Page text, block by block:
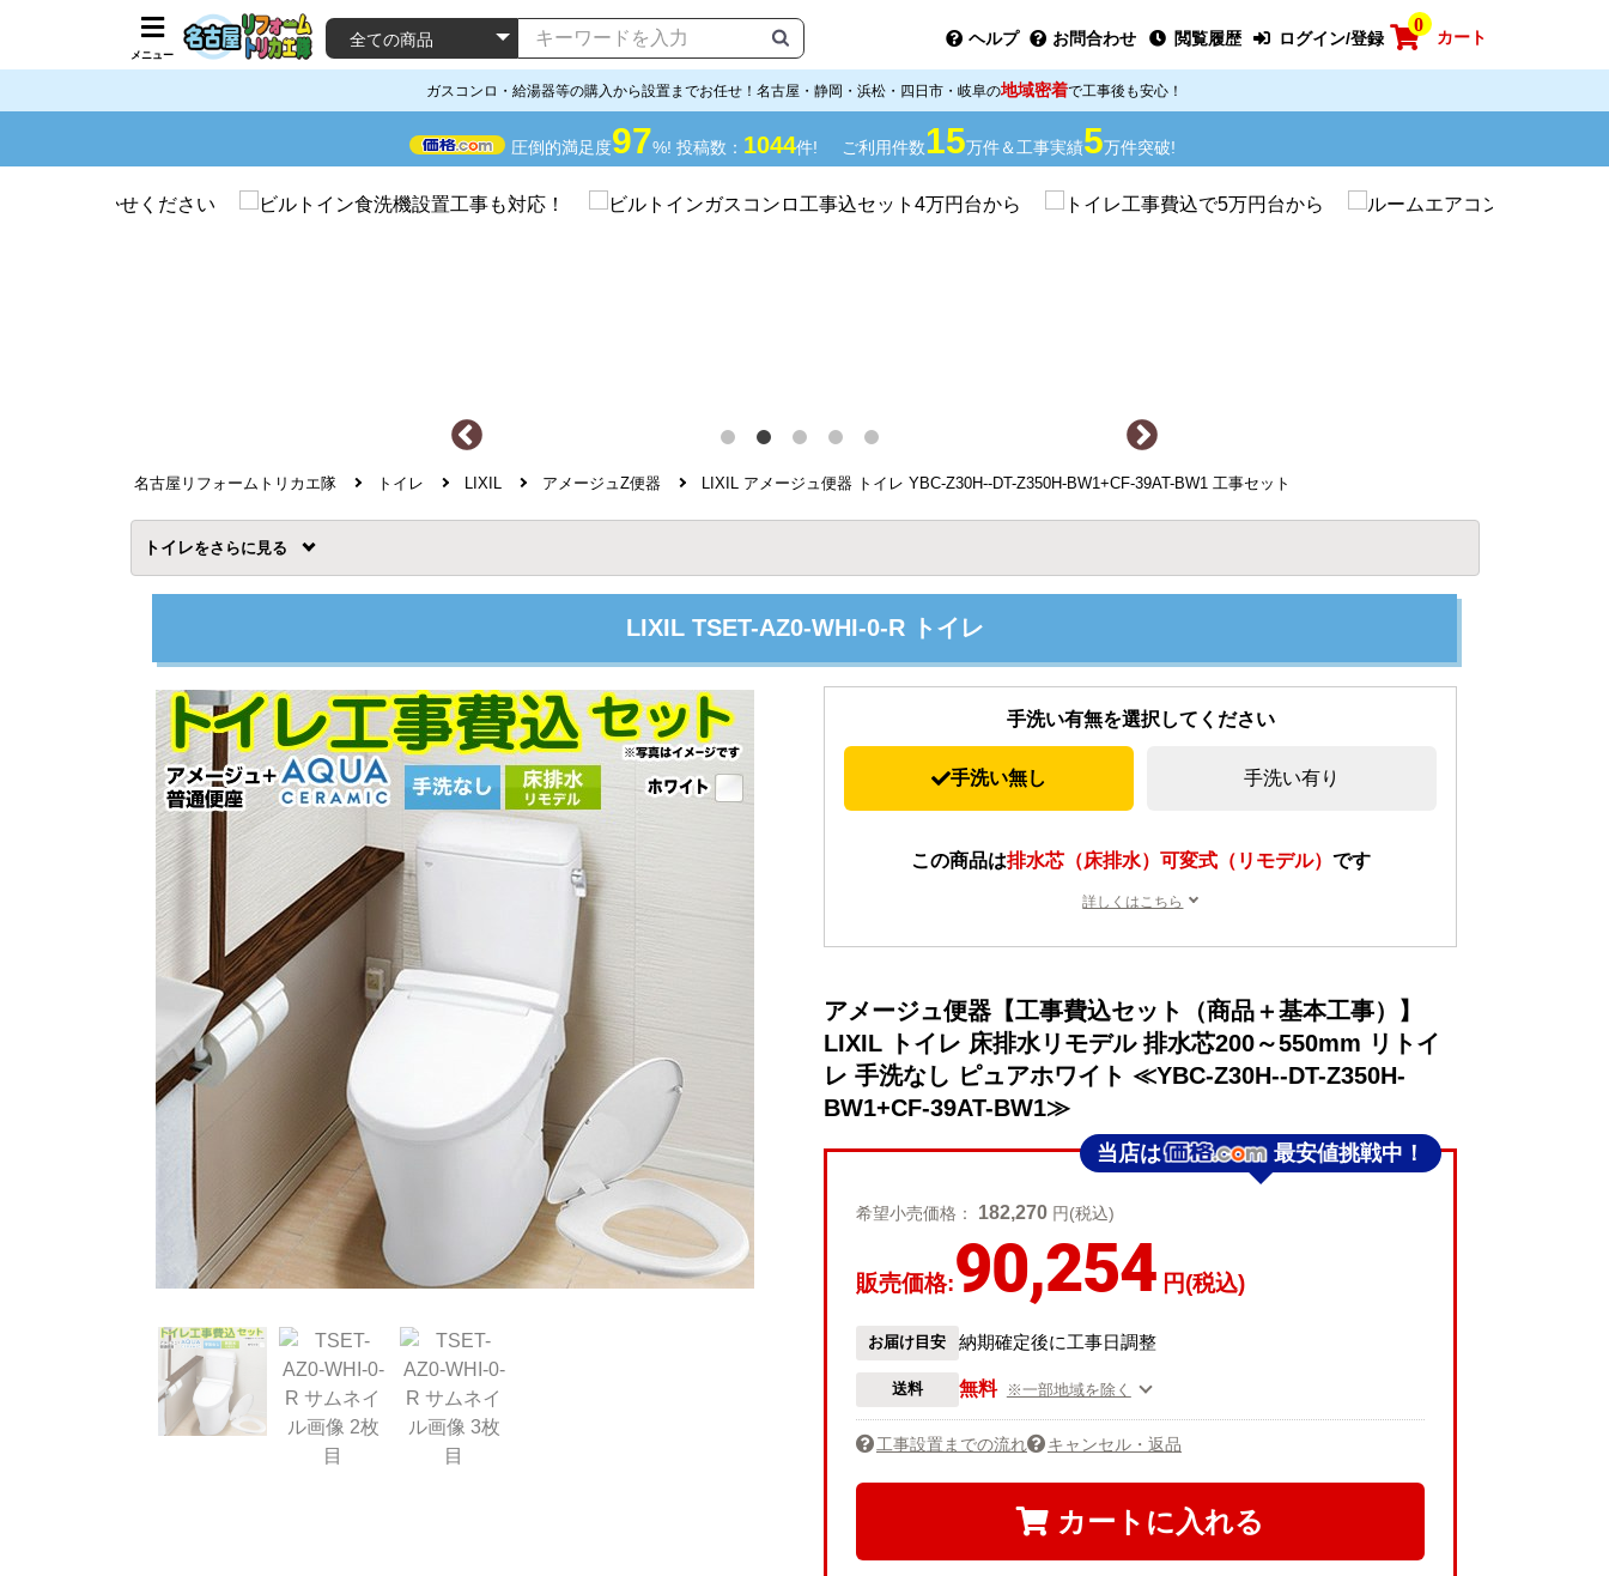
メニュー
ヘルプ お問合わせ 閲覧履歴 ログイン/登録
0
カート
ガスコンロ・給湯器等の購入から設置までお任せ！名古屋・静岡・浜松・四日市・岐阜の地域密着で工事後も安心！
圧倒的満足度97%! 投稿数： 1044件! ご利用件数15万件＆工事実績5万件突破!
名古屋リフォームトリカエ隊 トイレ LIXIL アメージュZ便器 LIXIL アメージュ便器 トイレ YBC-Z30H--DT-Z350H-BW1+CF-39AT-BW1 工事セット
トイレを
LIXIL TSET-AZ0-WHI-0-R トイレ
手洗い有無を選択してください
手洗い無し 手洗い有り
この商品は排水芯（床排水）可変式（リモデル） です
詳しくはこちら
アメージュ便器【工事費込セット（商品＋基本工事）】
LIXIL トイレ 床排水リモデル 排水芯200～550mm リトイ
レ 手洗なし ピュアホワイト ≪YBC-Z30H--DT-Z350H-
BW1+CF-39AT-BW1≫
当店は 最安値挑戦中！
希望小売価格： 182,270 円(税込)
販売価格:90,254 円(税込)
お届け目安 納期確定後に工事日調整
送料 無料 ※一部地域を除く
工事設置までの流れ キャンセル・返品
カートに入れる